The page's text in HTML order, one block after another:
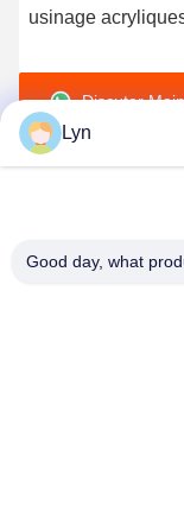
usinage
100mm pour le
sécurité de
Discuter
Shenzhen
Lyn
Good day, what